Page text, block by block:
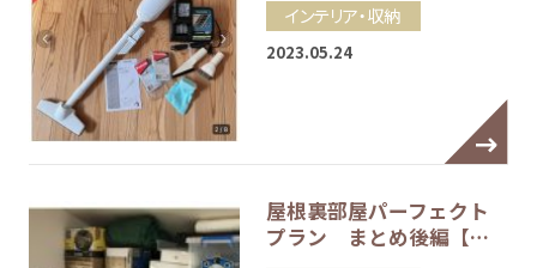
インテリア・収納
2023.05.24
屋根裏部屋パーフェクト
プラン まとめ後編【…